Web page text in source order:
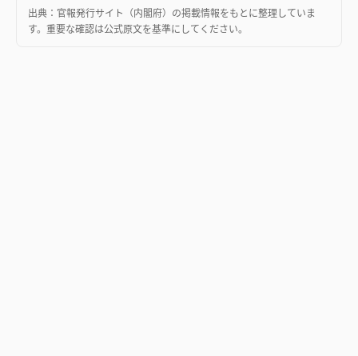
出典： 官報発行サイト（内閣府） の掲載情報をもとに整理していま
す。重要な確認は公式原文を基準にしてください。